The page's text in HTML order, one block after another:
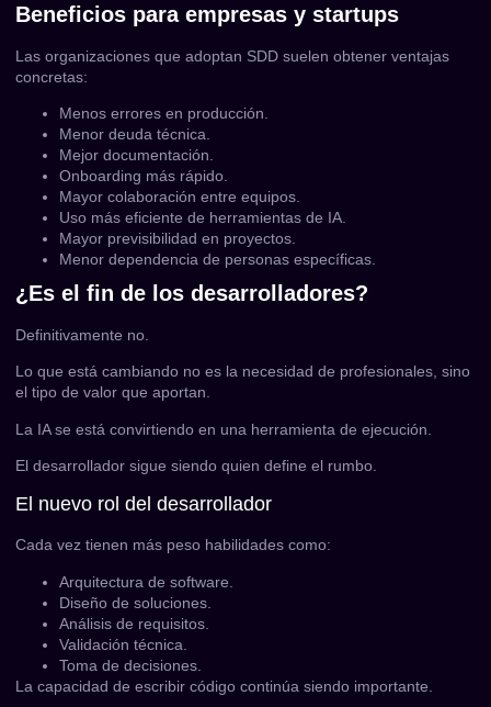
Beneficios para empresas y startups
Las organizaciones que adoptan SDD suelen obtener ventajas
concretas:
Menos errores en producción.
Menor deuda técnica.
Mejor documentación.
Onboarding más rápido.
Mayor colaboración entre equipos.
Uso más eficiente de herramientas de IA.
Mayor previsibilidad en proyectos.
Menor dependencia de personas específicas.
¿Es el fin de los desarrolladores?
Definitivamente no.
Lo que está cambiando no es la necesidad de profesionales, sino
el tipo de valor que aportan.
La IA se está convirtiendo en una herramienta de ejecución.
El desarrollador sigue siendo quien define el rumbo.
El nuevo rol del desarrollador
Cada vez tienen más peso habilidades como:
Arquitectura de software.
Diseño de soluciones.
Análisis de requisitos.
Validación técnica.
Toma de decisiones.
La capacidad de escribir código continúa siendo importante.